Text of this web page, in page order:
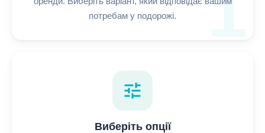
потребам у подорожі.
tune
Виберіть опції